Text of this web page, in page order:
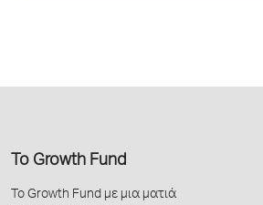
Το Growth Fund
Το Growth Fund με μια ματιά